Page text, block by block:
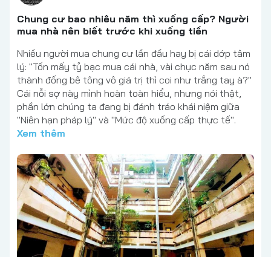
Chung cư bao nhiêu năm thì xuống cấp? Người
mua nhà nên biết trước khi xuống tiền
Nhiều người mua chung cư lần đầu hay bị cái dớp tâm
lý: "Tốn mấy tỷ bạc mua cái nhà, vài chục năm sau nó
thành đống bê tông vô giá trị thì coi như trắng tay à?"
Cái nỗi sợ này mình hoàn toàn hiểu, nhưng nói thật,
phần lớn chúng ta đang bị đánh tráo khái niệm giữa
"Niên hạn pháp lý" và "Mức độ xuống cấp thực tế".
Xem thêm